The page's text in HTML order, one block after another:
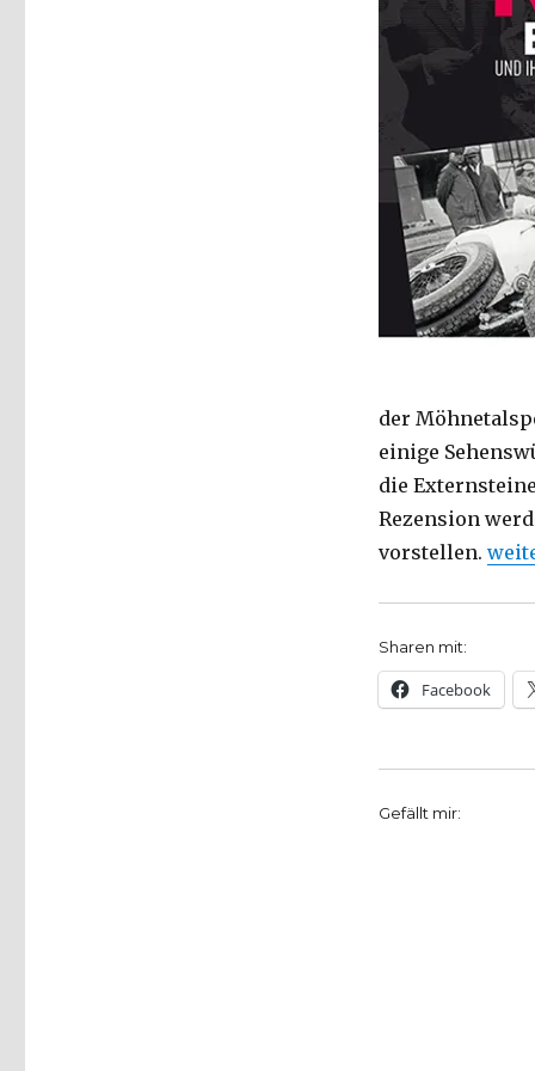
der
einige
die
Rezension
vorstellen.
Sharen mit:
Facebook
Gefällt mir: